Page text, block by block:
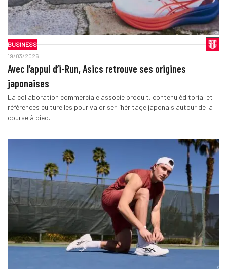
BUSINESS
19/03/2026
Avec l’appui d’i-Run, Asics retrouve ses origines
japonaises
La collaboration commerciale associe produit, contenu éditorial et
références culturelles pour valoriser l’héritage japonais autour de la
course à pied.